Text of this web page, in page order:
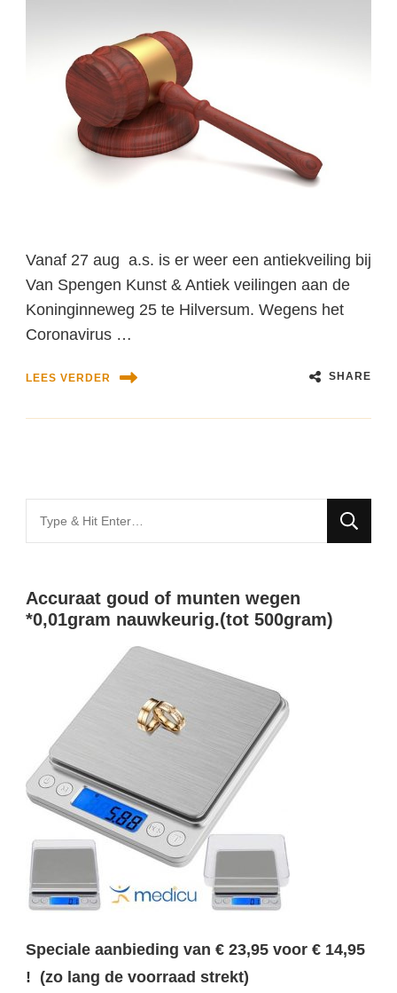
Vanaf 27 aug a.s. is er weer een antiekveiling bij
Van Spengen Kunst & Antiek veilingen aan de
Koninginneweg 25 te Hilversum. Wegens het
Coronavirus …
LEES VERDER SHARE
for
Accuraat goud of munten wegen
*0,01gram nauwkeurig.(tot 500gram)
Speciale aanbieding van € 23,95 voor € 14,95
! (zo lang de voorraad strekt)